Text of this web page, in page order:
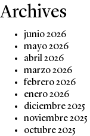
Archives
junio 2026
mayo 2026
abril 2026
marzo 2026
febrero 2026
enero 2026
diciembre 2025
noviembre 2025
octubre 2025